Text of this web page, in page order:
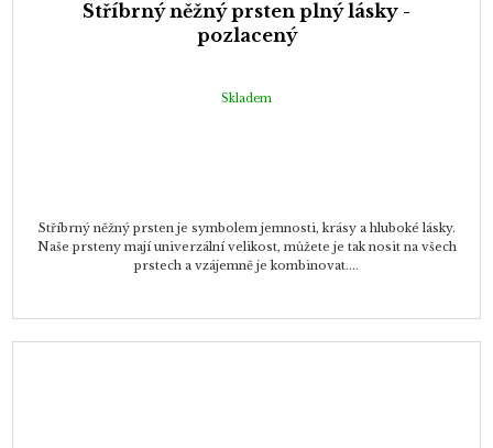
Stříbrný něžný prsten plný lásky -
pozlacený
Skladem
Stříbrný něžný prsten je symbolem jemnosti, krásy a hluboké lásky.
Naše prsteny mají univerzální velikost, můžete je tak nosit na všech
prstech a vzájemně je kombinovat....